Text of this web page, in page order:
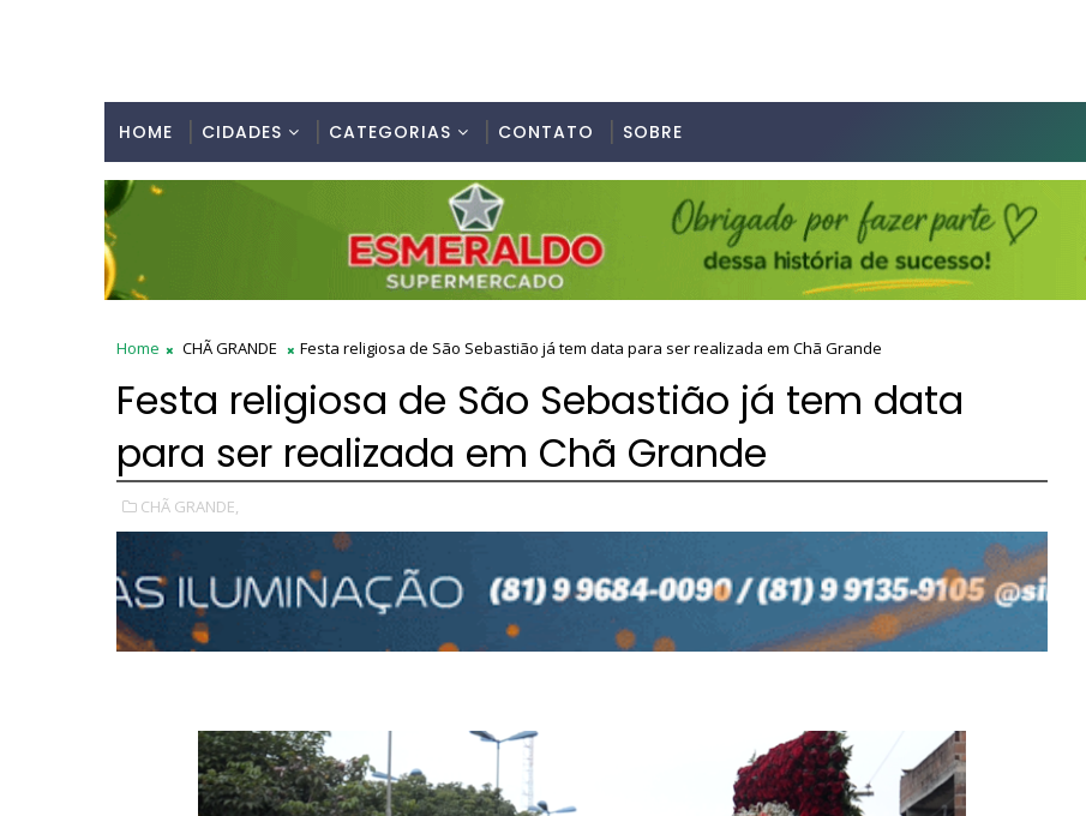
HOME CIDADES CATEGORIAS CONTATO SOBRE
Home CHÃ GRANDE Festa religiosa de São Sebastião já tem data para ser realizada em Chã Grande
Festa religiosa de São Sebastião já tem data
para ser realizada em Chã Grande
CHÃ GRANDE,